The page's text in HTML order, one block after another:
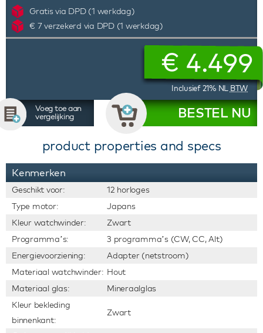
Gratis via DPD (1 werkdag)
€ 7 verzekerd via DPD (1 werkdag)
€ 4.499
Inclusief 21% NL BTW
Voeg toe aan
vergelijking
BESTEL NU
product properties and specs
Kenmerken
Geschikt voor:
12 horloges
Type motor:
Japans
Kleur watchwinder:
Zwart
Programma’s:
3 programma’s (CW, CC, Alt)
Energievoorziening:
Adapter (netstroom)
Materiaal watchwinder: Hout
Materiaal glas:
Mineraalglas
Kleur bekleding
binnenkant:
Zwart